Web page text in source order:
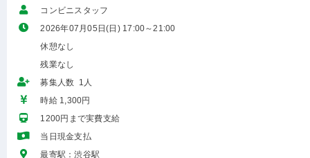
コンビニスタッフ
2026年07月05日(日) 17:00～21:00
休憩なし
残業なし
募集人数 1人
時給 1,300円
1200円まで実費支給
当日現金支払
最寄駅：渋谷駅